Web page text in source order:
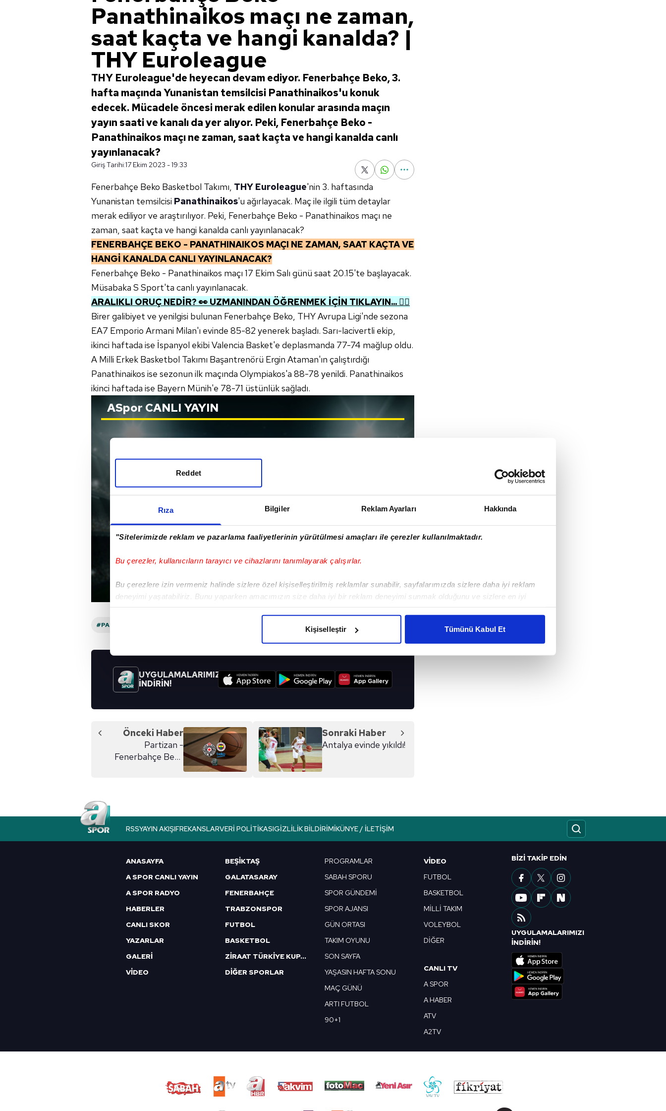
Rıza Bilgiler Reklam Ayarları Hakkında
"Sitelerimizde reklam ve pazarlama faaliyetlerinin yürütülmesi amaçları ile çerezler kullanılmaktadır.
Bu çerezler, kullanıcıların tarayıcı ve cihazlarını tanımlayarak çalışırlar.
Bu çerezlere izin vermeniz halinde sizlere özel kişiselleştirilmiş reklamlar sunabilir, sayfalarımızda sizlere daha iyi reklam
deneyimi yaşatabiliriz. Bunu yaparken amacımızın size daha iyi bir reklam deneyimi sunmak olduğunu ve sizlere en iyi
Her halükârda, kullanıcılar, bu çerezlere izin vermedikleri takdirde, kullanıcılara hedefli reklamlar gösterilmeyecektir."
Sizlere daha iyi bir hizmet sunabilmek için İnternet Sitemizde kendimize ve üçüncü kişilere ait çerezler kullanılmaktadır. Bu
çerezler vasıtasıyla çeşitli kişisel verileriniz işlenmekte olup gerekli olan çerezler bilgi toplumu hizmetlerinin sunulması
amacıyla kullanılmaktadır. Diğer çerezler, sitemizin daha işlevsel kılınması ve kişiselleştirilmesi ve sizlere yönelik
Çerezlere ilişkin tercihlerinizi aşağıda yer alan panel vasıtasıyla belirleyebilirsiniz. Çerezlere ilişkin detaylı bilgi için Ayarlar
butonuna tıklayabilir,
Çerez Bilgilendirme Metnimiziziyaret edebilirsiniz.
6698 sayılı Kişisel Verilerin Korunması Kanunu uyarınca hazırlanmış Aydınlatma Metnimizi okumak ve sitemizde ilgili
mevzuata uygun olarak kullanılan çerezlerle ilgili bilgi almak için lütfen
Reddet
Kişiselleştir Tümünü Kabul Et
Panathinaikos maçı ne zaman,
saat kaçta ve hangi kanalda? |
THY Euroleague
THY Euroleague'de heyecan devam ediyor. Fenerbahçe Beko, 3.
hafta maçında Yunanistan temsilcisi Panathinaikos'u konuk
edecek. Mücadele öncesi merak edilen konular arasında maçın
yayın saati ve kanalı da yer alıyor. Peki, Fenerbahçe Beko -
Panathinaikos maçı ne zaman, saat kaçta ve hangi kanalda canlı
yayınlanacak?
Giriş Tarihi:17 Ekim 2023 - 19:33
Fenerbahçe Beko Basketbol Takımı, THY Euroleague'nin 3. haftasında
Yunanistan temsilcisi Panathinaikos'u ağırlayacak. Maç ile ilgili tüm detaylar
merak ediliyor ve araştırılıyor. Peki, Fenerbahçe Beko - Panathinaikos maçı ne
zaman, saat kaçta ve hangi kanalda canlı yayınlanacak?
FENERBAHÇE BEKO - PANATHINAIKOS MAÇI NE ZAMAN, SAAT KAÇTA VE
HANGİ KANALDA CANLI YAYINLANACAK?
Fenerbahçe Beko - Panathinaikos maçı 17 Ekim Salı günü saat 20.15'te başlayacak.
Müsabaka S Sport'ta canlı yayınlanacak.
ARALIKLI ORUÇ NEDİR? 👀 UZMANINDAN ÖĞRENMEK İÇİN TIKLAYIN... 👉🏼
Birer galibiyet ve yenilgisi bulunan Fenerbahçe Beko, THY Avrupa Ligi'nde sezona
EA7 Emporio Armani Milan'ı evinde 85-82 yenerek başladı. Sarı-lacivertli ekip,
ikinci haftada ise İspanyol ekibi Valencia Basket'e deplasmanda 77-74 mağlup oldu.
A Milli Erkek Basketbol Takımı Başantrenörü Ergin Ataman'ın çalıştırdığı
Panathinaikos ise sezonun ilk maçında Olympiakos'a 88-78 yenildi. Panathinaikos
ikinci haftada ise Bayern Münih'e 78-71 üstünlük sağladı.
ASporCANLI YAYIN
#PANATHINAIKOS
UYGULAMALARIMIZI
İNDİRİN!
Önceki Haber
Partizan -
Fenerbahçe Beko
Sonraki Haber
Antalya evinde yıkıldı!
RSSYAYIN AKIŞIFREKANSLARVERI POLITIKASIGIZLILIK BILDIRIMIKÜNYE / İLETIŞIM
ANASAYFA
A SPOR CANLI YAYIN
A SPOR RADYO
HABERLER
CANLI SKOR
YAZARLAR
GALERİ
VİDEO
BEŞİKTAŞ
GALATASARAY
FENERBAHÇE
TRABZONSPOR
FUTBOL
BASKETBOL
ZİRAAT TÜRKİYE KUPASI
DİĞER SPORLAR
PROGRAMLAR
SABAH SPORU
SPOR GÜNDEMİ
SPOR AJANSI
GÜN ORTASI
TAKIM OYUNU
SON SAYFA
YAŞASIN HAFTA SONU
MAÇ GÜNÜ
ARTI FUTBOL
90+1
VIDEO
FUTBOL
BASKETBOL
MİLLİ TAKIM
VOLEYBOL
DİĞER
CANLI TV
A SPOR
A HABER
ATV
A2TV
BIZI TAKIP EDIN
UYGULAMALARIMIZI
İNDİRİN!